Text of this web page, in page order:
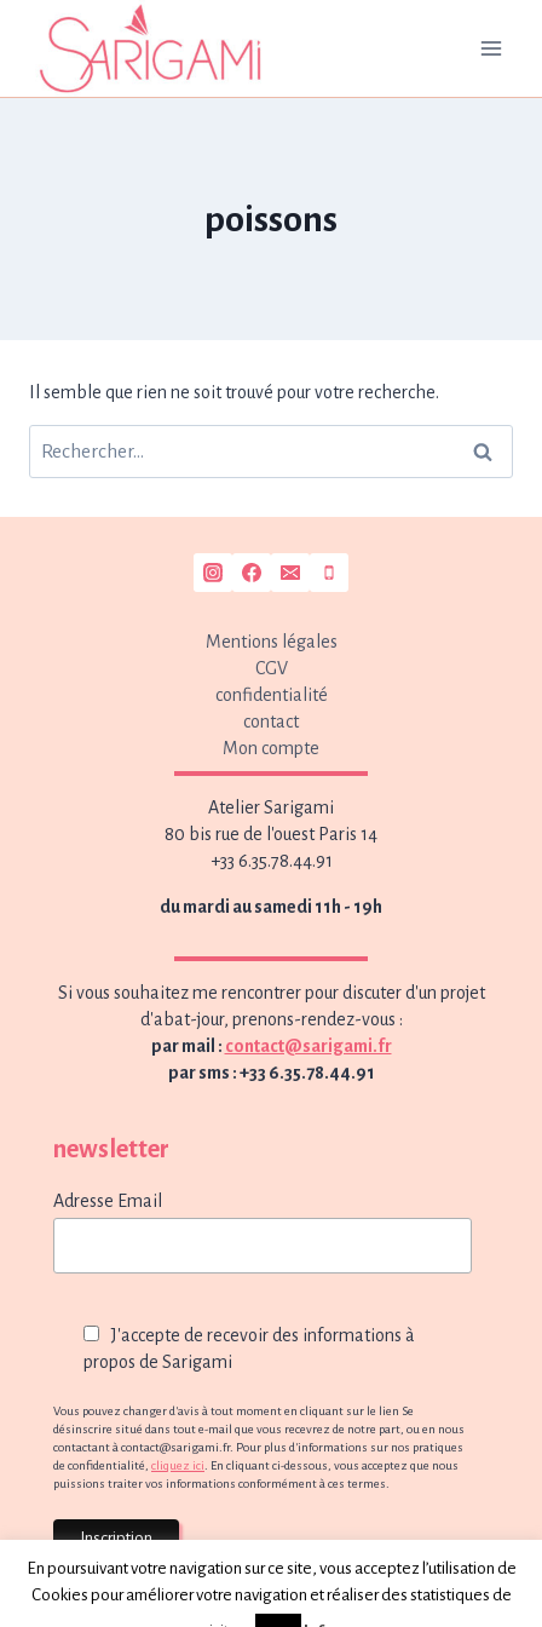
contenu
poissons
Il semble que rien ne soit trouvé pour votre recherche.
Mentions légales
CGV
confidentialité
contact
Mon compte
Atelier Sarigami
80 bis rue de l'ouest Paris 14
+33 6.35.78.44.91
du mardi au samedi 11h - 19h
Si vous souhaitez me rencontrer pour discuter d'un projet
d'abat-jour, prenons-rendez-vous :
par mail : contact@sarigami.fr
par sms : +33 6.35.78.44.91
newsletter
Adresse Email
J'accepte de recevoir des informations à
propos de Sarigami
Vous pouvez changer d'avis à tout moment en cliquant sur le lien Se
désinscrire situé dans tout e-mail que vous recevrez de notre part, ou en nous
contactant à contact@sarigami.fr. Pour plus d'informations sur nos pratiques
de confidentialité, cliquez ici. En cliquant ci-dessous, vous acceptez que nous
puissions traiter vos informations conformément à ces termes.
En poursuivant votre navigation sur ce site, vous acceptez l’utilisation de
Cookies pour améliorer votre navigation et réaliser des statistiques de